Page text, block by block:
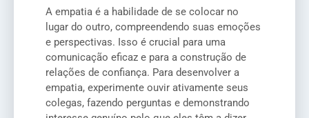
A empatia é a habilidade de se colocar no
lugar do outro, compreendendo suas emoções
e perspectivas. Isso é crucial para uma
comunicação eficaz e para a construção de
relações de confiança. Para desenvolver a
empatia, experimente ouvir ativamente seus
colegas, fazendo perguntas e demonstrando